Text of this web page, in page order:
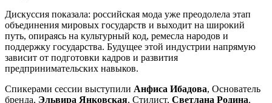
Дискуссия показала: российская мода уже преодолела этап
объединения мировых государств и выходит на широкий
путь, опираясь на культурный код, ремесла народов и
поддержку государства. Будущее этой индустрии напрямую
зависит от подготовки кадров и развития
предпринимательских навыков.
Спикерами сессии выступили Анфиса Ибадова, Основатель
бренда, Эльвира Янковская, Стилист, Светлана Родина,